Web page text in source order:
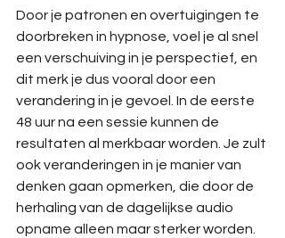
Door je patronen en overtuigingen te
doorbreken in hypnose, voel je al snel
een verschuiving in je perspectief, en
dit merk je dus vooral door een
verandering in je gevoel. In de eerste
48 uur na een sessie kunnen de
resultaten al merkbaar worden. Je zult
ook veranderingen in je manier van
denken gaan opmerken, die door de
herhaling van de dagelijkse audio
opname alleen maar sterker worden.